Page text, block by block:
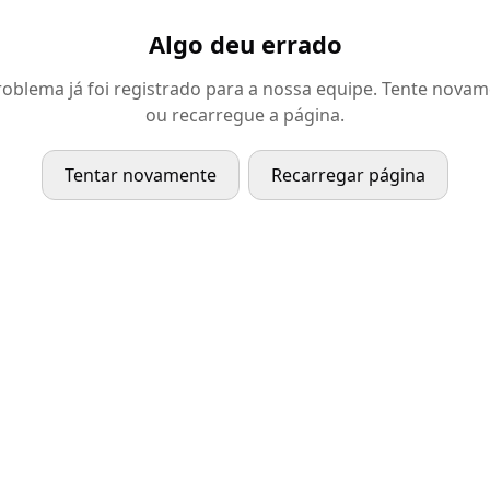
Algo deu errado
já foi registrado para a nossa equipe. Tente
ou recarregue a página.
Tentar novamente Recarregar página